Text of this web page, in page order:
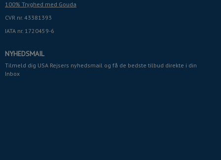
100% Tryghed med Gouda
CVR nr. 43381393
IATA nr. 1720459-6
NYHEDSMAIL
Tilmeld dig USA Rejsers nyhedsmail og få de bedste tilbud direkte i din
Inbox